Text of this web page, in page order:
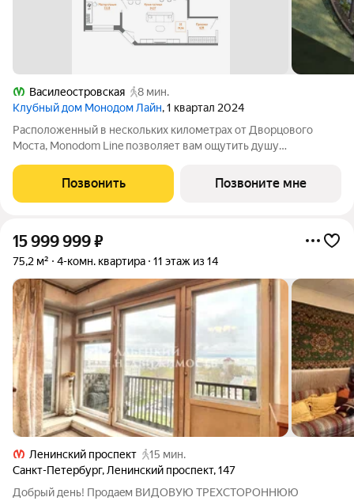
Василеостровская
8 мин.
Клубный дом Монодом Лайн, 1 квартал 2024
Расположенный в нескольких километрах от Дворцового
Моста, Monodom Line позволяет вам ощутить душу
пешком до метро "Василеостровская", и вы свободно
перемещаетесь по городу. Инфраструктура Monodom
Позвонить Позвоните мне
15 999 999₽
75,2 м² 4-комн. квартира 11 этаж из 14
Ленинский проспект
15 мин.
Санкт-Петербург, Ленинский проспект,147
Дoбpый день! Пpoдaeм ВИДОВУЮ ТРEХCТOРOHHЮЮ